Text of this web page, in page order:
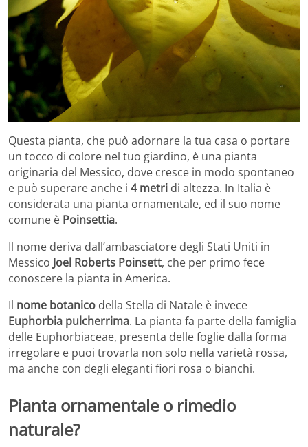
Questa pianta, che può adornare la tua casa o portare
un tocco di colore nel tuo giardino, è una pianta
originaria del Messico, dove cresce in modo spontaneo
e può superare anche i 4 metri di altezza. In Italia è
considerata una pianta ornamentale, ed il suo nome
comune è Poinsettia.
Il nome deriva dall’ambasciatore degli Stati Uniti in
Messico Joel Roberts Poinsett, che per primo fece
conoscere la pianta in America.
Il nome botanico della Stella di Natale è invece
Euphorbia pulcherrima. La pianta fa parte della famiglia
delle Euphorbiaceae, presenta delle foglie dalla forma
irregolare e puoi trovarla non solo nella varietà rossa,
ma anche con degli eleganti fiori rosa o bianchi.
Pianta ornamentale o rimedio
naturale?